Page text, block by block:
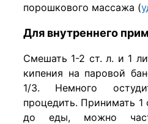
порошкового массажа (
Для внутреннего
Смешать 1-2 ст. л. и 1
кипения на паровой
1/3. Немного
процедить. Принимать 1
до еды, можно